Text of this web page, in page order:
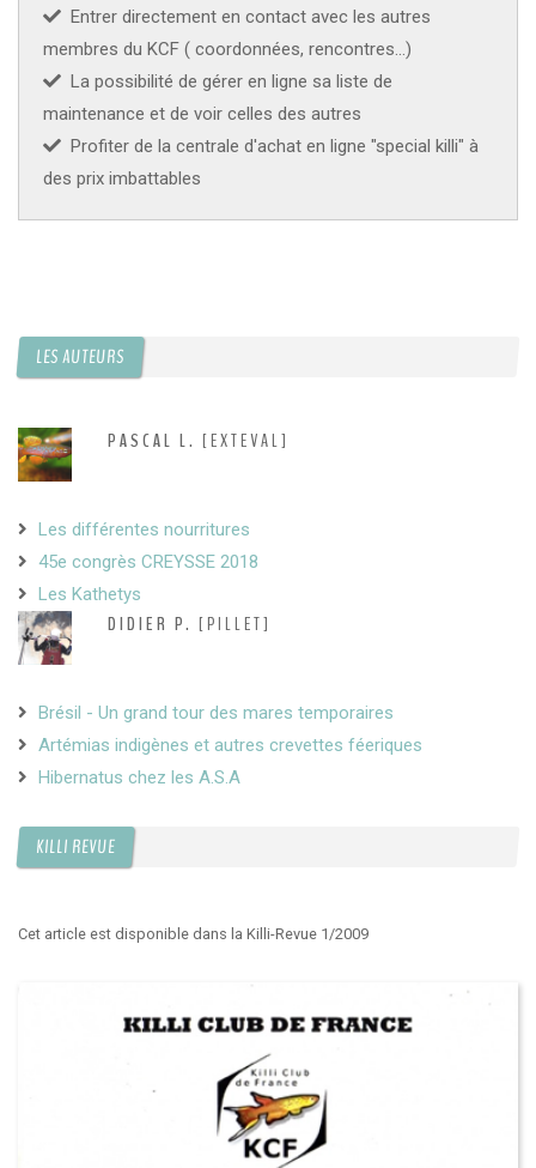
Entrer directement en contact avec les autres
membres du KCF ( coordonnées, rencontres...)
La possibilité de gérer en ligne sa liste de
maintenance et de voir celles des autres
Profiter de la centrale d'achat en ligne "special killi" à
des prix imbattables
LES AUTEURS
PASCAL L. [EXTEVAL]
Les différentes nourritures
45e congrès CREYSSE 2018
Les Kathetys
DIDIER P. [PILLET]
Brésil - Un grand tour des mares temporaires
Artémias indigènes et autres crevettes féeriques
Hibernatus chez les A.S.A
KILLI REVUE
Cet article est disponible dans la Killi-Revue 1/2009